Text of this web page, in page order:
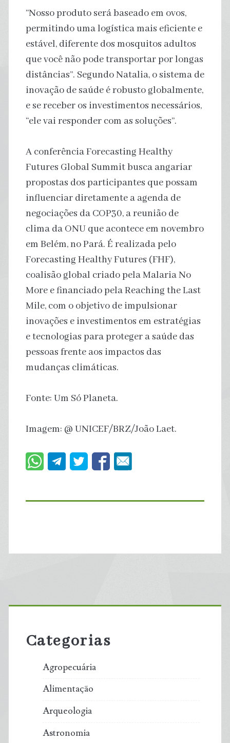
“Nosso produto será baseado em ovos,
permitindo uma logística mais eficiente e
estável, diferente dos mosquitos adultos
que você não pode transportar por longas
distâncias”. Segundo Natalia, o sistema de
inovação de saúde é robusto globalmente,
e se receber os investimentos necessários,
“ele vai responder com as soluções”.
A conferência Forecasting Healthy
Futures Global Summit busca angariar
propostas dos participantes que possam
influenciar diretamente a agenda de
negociações da COP30, a reunião de
clima da ONU que acontece em novembro
em Belém, no Pará. É realizada pelo
Forecasting Healthy Futures (FHF),
coalisão global criado pela Malaria No
More e financiado pela Reaching the Last
Mile, com o objetivo de impulsionar
inovações e investimentos em estratégias
e tecnologias para proteger a saúde das
pessoas frente aos impactos das
mudanças climáticas.
Fonte: Um Só Planeta.
Imagem: @ UNICEF/BRZ/João Laet.
Primary
Sidebar
Categorias
Agropecuária
Alimentação
Arqueologia
Astronomia